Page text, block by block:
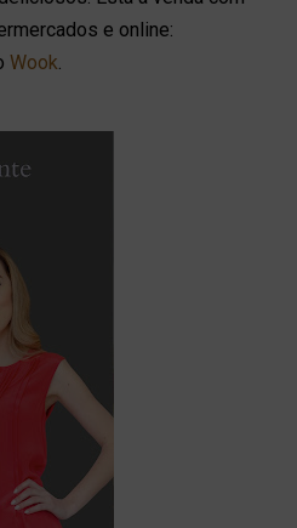
e online:
Wook